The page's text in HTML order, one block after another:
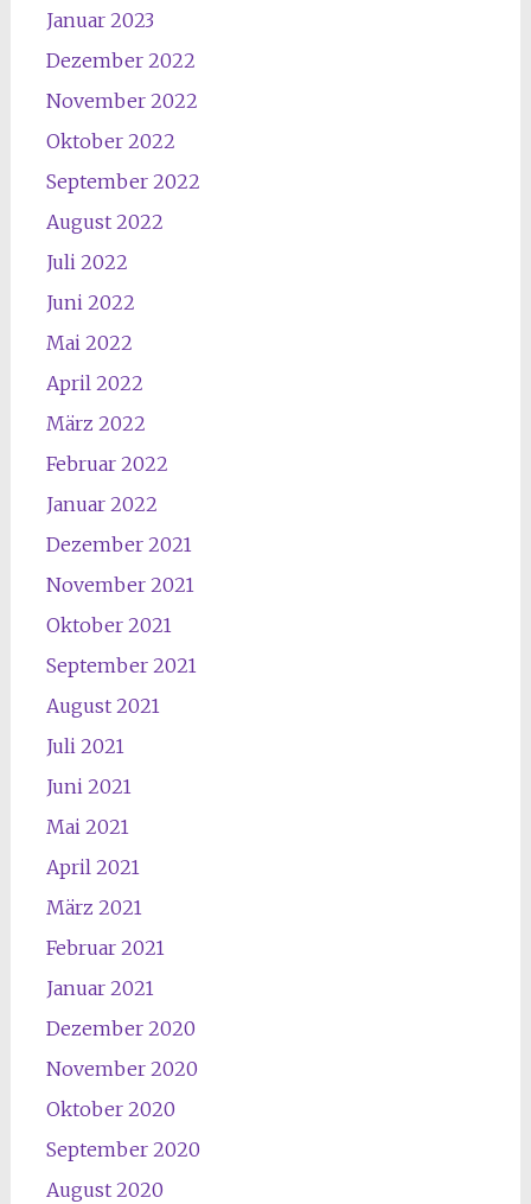
Januar 2023
Dezember 2022
November 2022
Oktober 2022
September 2022
August 2022
Juli 2022
Juni 2022
Mai 2022
April 2022
März 2022
Februar 2022
Januar 2022
Dezember 2021
November 2021
Oktober 2021
September 2021
August 2021
Juli 2021
Juni 2021
Mai 2021
April 2021
März 2021
Februar 2021
Januar 2021
Dezember 2020
November 2020
Oktober 2020
September 2020
August 2020